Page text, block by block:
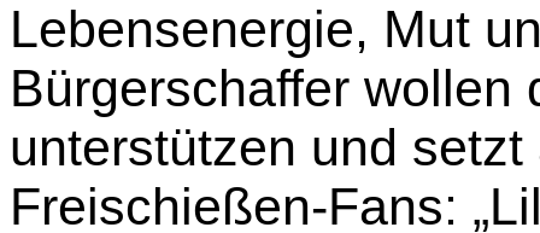
Lebensenergie, Mut
Bürgerschaffer wollen
unterstützen und
Freischießen-Fans: